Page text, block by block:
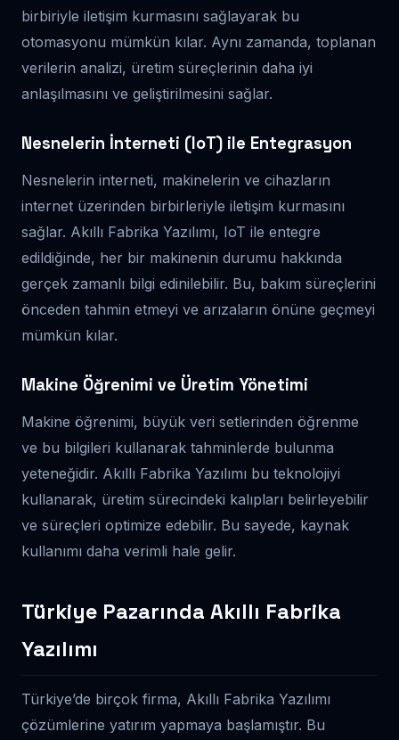
birbiriyle iletişim kurmasını sağlayarak bu
otomasyonu mümkün kılar. Aynı zamanda, toplanan
verilerin analizi, üretim süreçlerinin daha iyi
anlaşılmasını ve geliştirilmesini sağlar.
Nesnelerin İnterneti (IoT) ile Entegrasyon
Nesnelerin interneti, makinelerin ve cihazların
internet üzerinden birbirleriyle iletişim kurmasını
sağlar. Akıllı Fabrika Yazılımı, IoT ile entegre
edildiğinde, her bir makinenin durumu hakkında
gerçek zamanlı bilgi edinilebilir. Bu, bakım süreçlerini
önceden tahmin etmeyi ve arızaların önüne geçmeyi
mümkün kılar.
Makine Öğrenimi ve Üretim Yönetimi
Makine öğrenimi, büyük veri setlerinden öğrenme
ve bu bilgileri kullanarak tahminlerde bulunma
yeteneğidir. Akıllı Fabrika Yazılımı bu teknolojiyi
kullanarak, üretim sürecindeki kalıpları belirleyebilir
ve süreçleri optimize edebilir. Bu sayede, kaynak
kullanımı daha verimli hale gelir.
Türkiye Pazarında Akıllı Fabrika
Yazılımı
Türkiye’de birçok firma, Akıllı Fabrika Yazılımı
çözümlerine yatırım yapmaya başlamıştır. Bu